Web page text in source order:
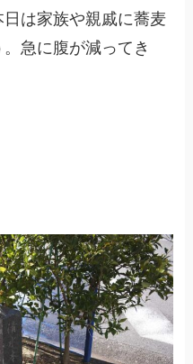
は家族や親戚に蕎麦
急に腹が減ってき